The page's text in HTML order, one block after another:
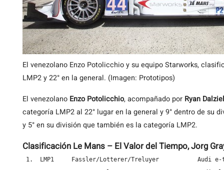
El venezolano Enzo Potolicchio y su equipo Starworks,
LMP2 y 22° en la general. (Imagen: Prototipos)
El venezolano Enzo Potolicchio, acompañado por Ryan
categoría LMP2 al 22° lugar en la general y 9° dentro de su
y 5° en su división que también es la categoría LMP2.
Clasificación Le Mans – El Valor del Tiempo, Jorg
1.  LMP1     Fassler/Lotterer/Treluyer           Audi